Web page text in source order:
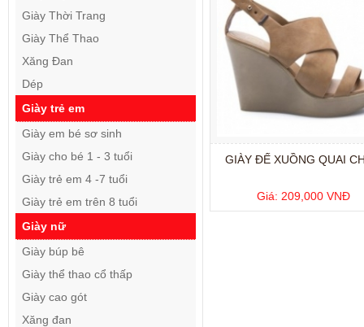
Giày Thời Trang
Giày Thể Thao
Xăng Đan
Dép
Giày trẻ em
Giày em bé sơ sinh
Giày cho bé 1 - 3 tuổi
Giày trẻ em 4 -7 tuổi
Giày trẻ em trên 8 tuổi
Giày nữ
Giày búp bê
Giày thể thao cổ thấp
Giày cao gót
Xăng đan
GIÀY ĐẾ XUỒNG QUAI
Giá: 209,000 VNĐ